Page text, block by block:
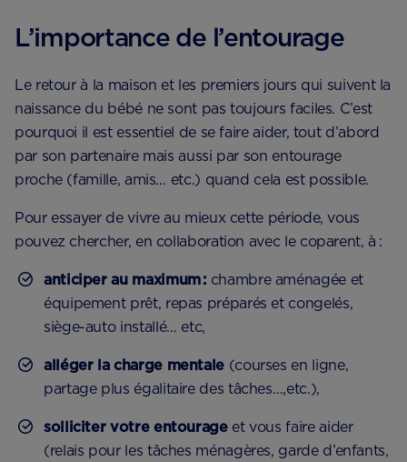
L’importance de l’entourage
Le retour à la maison et les premiers jours qui suivent la
naissance du bébé ne sont pas toujours faciles. C’est
pourquoi il est essentiel de se faire aider, tout d’abord
par son partenaire mais aussi par son entourage
proche (famille, amis… etc.) quand cela est possible.
Pour essayer de vivre au mieux cette période, vous
pouvez chercher, en collaboration avec le coparent, à :
anticiper au maximum : chambre aménagée et
équipement prêt, repas préparés et congelés,
siège-auto installé… etc,
alléger la charge mentale (courses en ligne,
partage plus égalitaire des tâches…,etc.),
solliciter votre entourage et vous faire aider
(relais pour les tâches ménagères, garde d’enfants,